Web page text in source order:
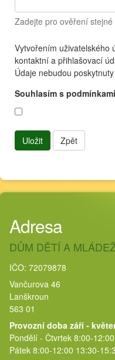
Zadejte pro ověření
Vytvořením uživatelského
kontaktní a přihlašovací
Údaje nebudou
Souhlasím s
Uložit Zpět
Adresa
DŮM DĚTÍ A
IČO: 72079878
Vančurova 46
Lanškroun
563 01
Provozní doba září -
Pondělí - Čtvrtek 8:00-
Pátek 8:00-12:00 13:30-